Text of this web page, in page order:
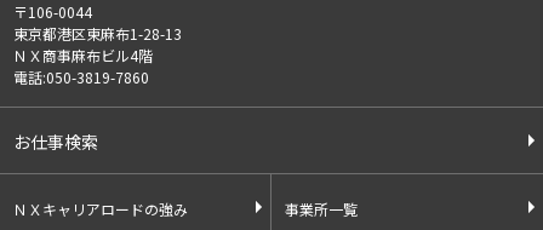
有料職業紹介事業
・請負事業
ご記入頂いた個人情報は、法令等に定める場合を除いて、ご本
人様の同意なく、第三者に提供することはございません。
5)外部の委託：
ご記入頂いた個人情報は、文書保存、サーバー管理等の目的
〒106-0044
東京都港区東麻布1-28-13
ＮＸ商事麻布ビル4階
電話:050-3819-7860
お仕事検索
ＮＸキャリアロードの強み 事業所一覧